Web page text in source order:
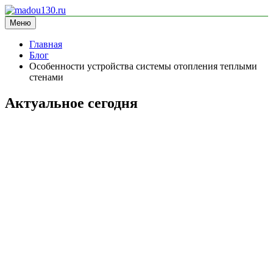
Перейти
к
содержимому
madou130.ru
информационный сайт
Меню
Главная
Блог
Особенности устройства системы отопления теплыми
стенами
Актуальное сегодня